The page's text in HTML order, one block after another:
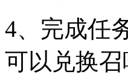
4、完成任
可以兑换